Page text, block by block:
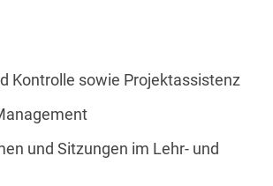
Kontrolle sowie Projektassistenz
und Sitzungen im Lehr- und